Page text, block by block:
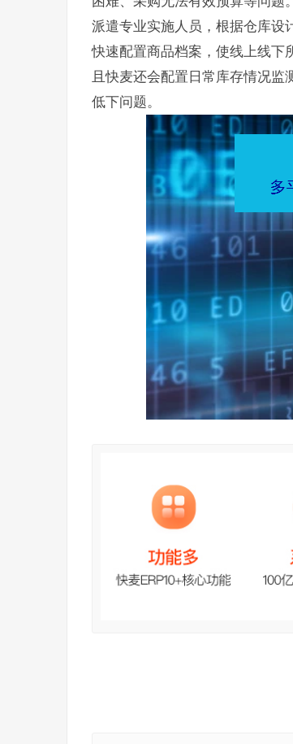
派遣专业实施人员，根据仓库设
快速配置商品档案，使线上线下
且快麦还会配置日常库存情况
低下问题。